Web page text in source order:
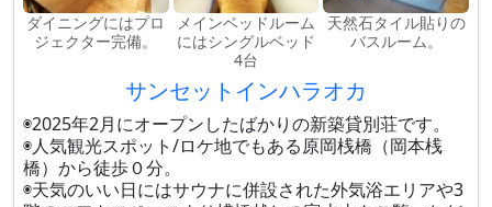
ダイニングにはプロ
ジェクター完備。
メインベッドルーム
にはシングルベッド
4台
天然石タイル貼りの
バスルーム。
サンセットインハラオカ
◉2025年2月にオープンしたばかりの新築貸別荘です。
◉人気観光スポット/ロケ地でもある原岡桟橋（岡本桟
橋）から徒歩０分。
◉天気のいい日にはサウナに併設された外気浴エリアや3